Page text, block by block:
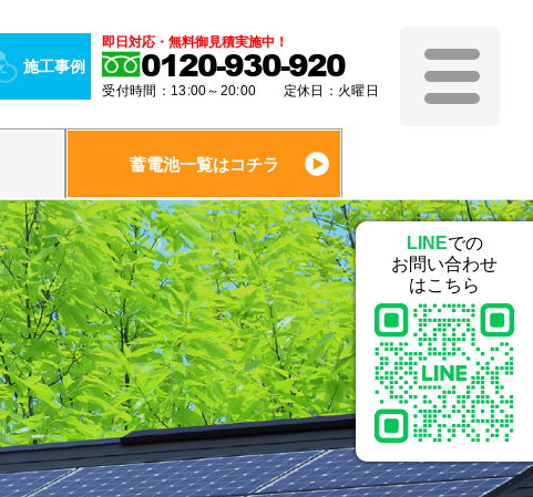
施工事例
即日対応・無料御見積実施中！
0120-930-920
受付時間：13:00～20:00 定休日：火曜日
蓄電池一覧はコチラ
LINEでの
お問い合わせ
はこちら